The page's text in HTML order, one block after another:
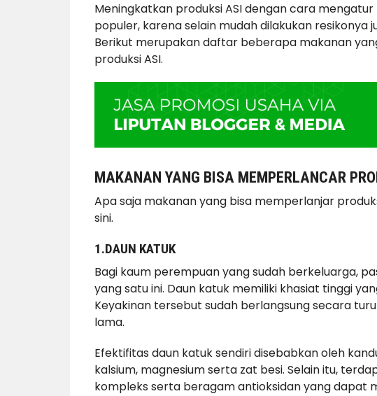
Meningkatkan produksi ASI dengan cara
populer, karena selain mudah dilakukan resikonya
Berikut merupakan daftar beberapa makanan
produksi ASI.
MAKANAN YANG BISA MEMPERLANCAR
Apa saja makanan yang bisa memperlanjar
sini.
1.DAUN KATUK
Bagi kaum perempuan yang sudah berkeluarga,
yang satu ini. Daun katuk memiliki khasiat tinggi
Keyakinan tersebut sudah berlangsung secara
lama.
Efektifitas daun katuk sendiri disebabkan oleh
kalsium, magnesium serta zat besi. Selain itu,
kompleks serta beragam antioksidan yang dapat